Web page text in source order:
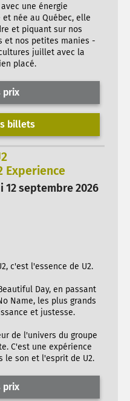
une énergie
née au Québec, elle
et piquant sur nos
et nos petites manies -
juillet avec la
placé.
prix
billets
Experience
12 septembre 2026
c'est l'essence de U2.
Day, en passant
Name, les plus grands
et justesse.
de l'univers du groupe
C'est une expérience
le son et l'esprit de U2.
prix